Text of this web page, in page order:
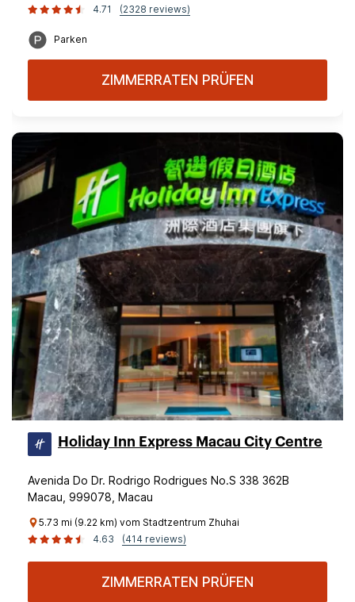
4.71
(2328 reviews)
Parken
ZIMMERRATEN PRÜFEN
Holiday Inn Express Macau City Centre
Avenida Do Dr. Rodrigo Rodrigues No.S 338 362B
Macau, 999078, Macau
5.73 mi (9.22 km) vom Stadtzentrum Zhuhai
4.63
(414 reviews)
ZIMMERRATEN PRÜFEN